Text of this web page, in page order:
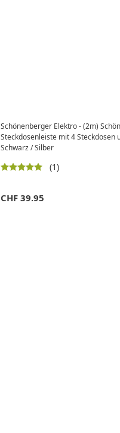
Schönenberger Elektro - (2m)
Steckdosenleiste mit 4 Steckdosen
Schwarz / Silber
(1)
CHF 39.95